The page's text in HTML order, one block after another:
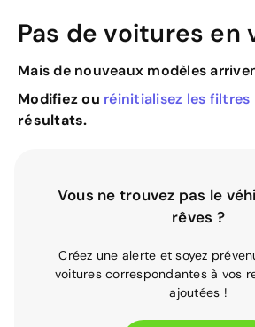
Pas de voitures en
Mais de nouveaux modèles
Modifiez ou réinitialisez les filtres
résultats.
Vous ne trouvez pas le
rêves ?
Créez une alerte et soyez
voitures correspondantes à vos
ajoutées !